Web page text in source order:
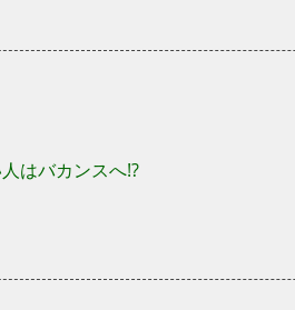
はバカンスへ!?